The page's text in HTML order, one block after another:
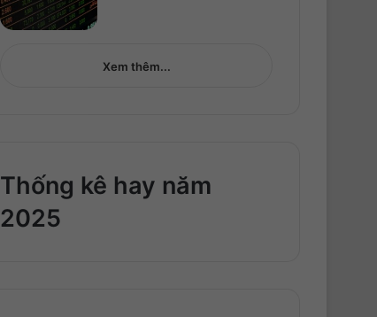
Xem thêm...
Thống kê hay năm
2025